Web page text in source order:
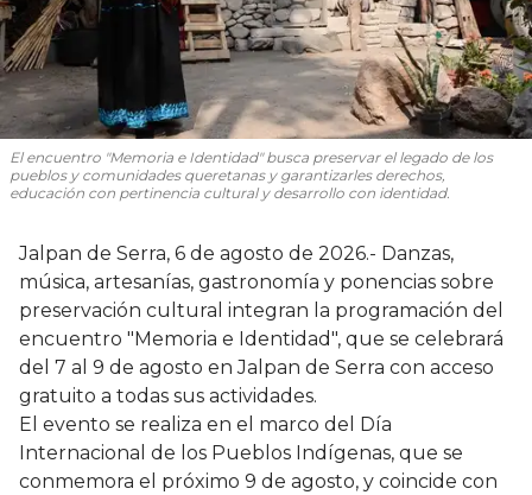
El encuentro "Memoria e Identidad" busca preservar el legado de los
pueblos y comunidades queretanas y garantizarles derechos,
educación con pertinencia cultural y desarrollo con identidad.
Jalpan de Serra, 6 de agosto de 2026.- Danzas,
música, artesanías, gastronomía y ponencias sobre
preservación cultural integran la programación del
encuentro "Memoria e Identidad", que se celebrará
del 7 al 9 de agosto en Jalpan de Serra con acceso
gratuito a todas sus actividades.
El evento se realiza en el marco del Día
Internacional de los Pueblos Indígenas, que se
conmemora el próximo 9 de agosto, y coincide con